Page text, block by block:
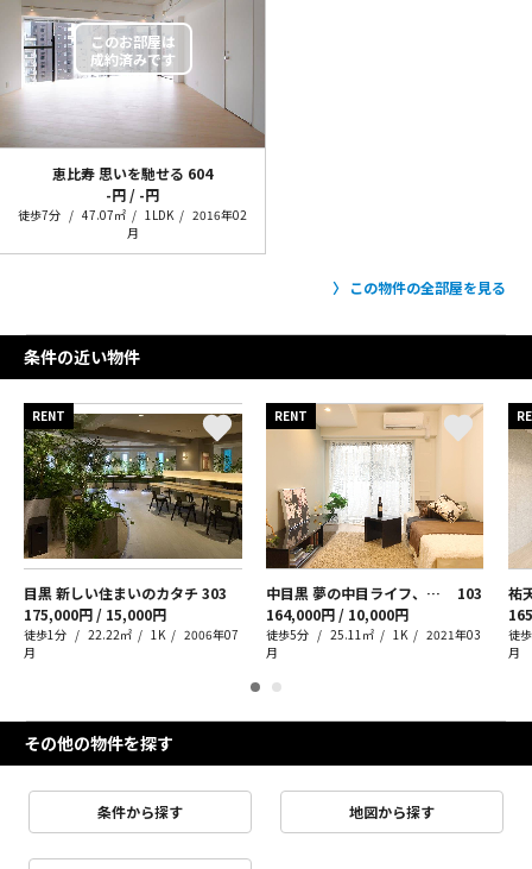
恵比寿 思いを馳せる 604
-円 / -円
徒歩7分 47.07㎡ 1LDK
2016年02
月
この物件の全部屋を見る
条件の近い物件
RENT
目黒 新しい住まいのカタチ303
175,000円 / 15,000円
徒歩1分 22.22㎡ 1K
2006年07
月
RENT
中目黒 夢の中目ライフ、はじまるよ！
103
164,000円 / 10,000円
徒歩5分 25.11㎡ 1K
2021年03
月
徒
月
その他の物件を探す
条件から探す 地図から探す